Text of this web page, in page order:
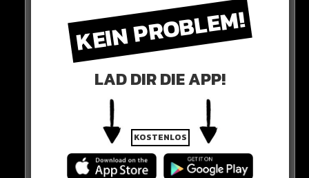
KEIN PROBLEM!
LAD DIR DIE APP!
KOSTENLOS